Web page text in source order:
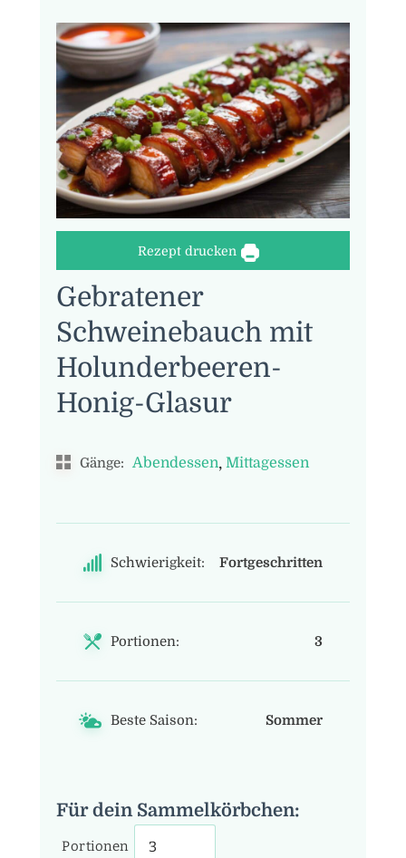
Rezept drucken
Gebratener
Schweinebauch mit
Holunderbeeren-
Honig-Glasur
Gänge: Abendessen, Mittagessen
Schwierigkeit: Fortgeschritten
Portionen: 3
Beste Saison: Sommer
Für dein Sammelkörbchen:
Portionen